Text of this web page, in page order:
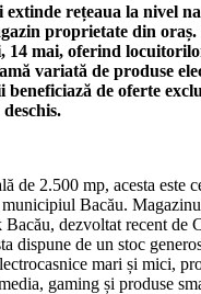
extinde rețeaua la nivel
proprietate din oraș.
14 mai, oferind
variată de produse
de oferte
de 2.500 mp, acesta este
Bacău.
dezvoltat recent de
dispune de un stoc
mari și mici,
gaming și produse